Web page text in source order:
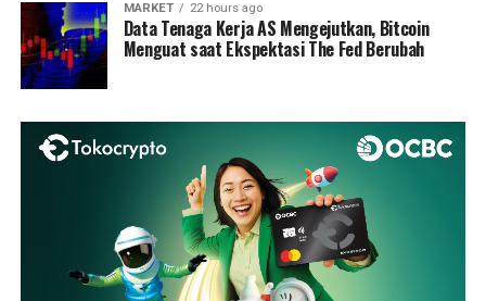
MARKET 22 hours ago
Data Tenaga Kerja AS Mengejutkan, Bitcoin
Menguat saat Ekspektasi The Fed Berubah